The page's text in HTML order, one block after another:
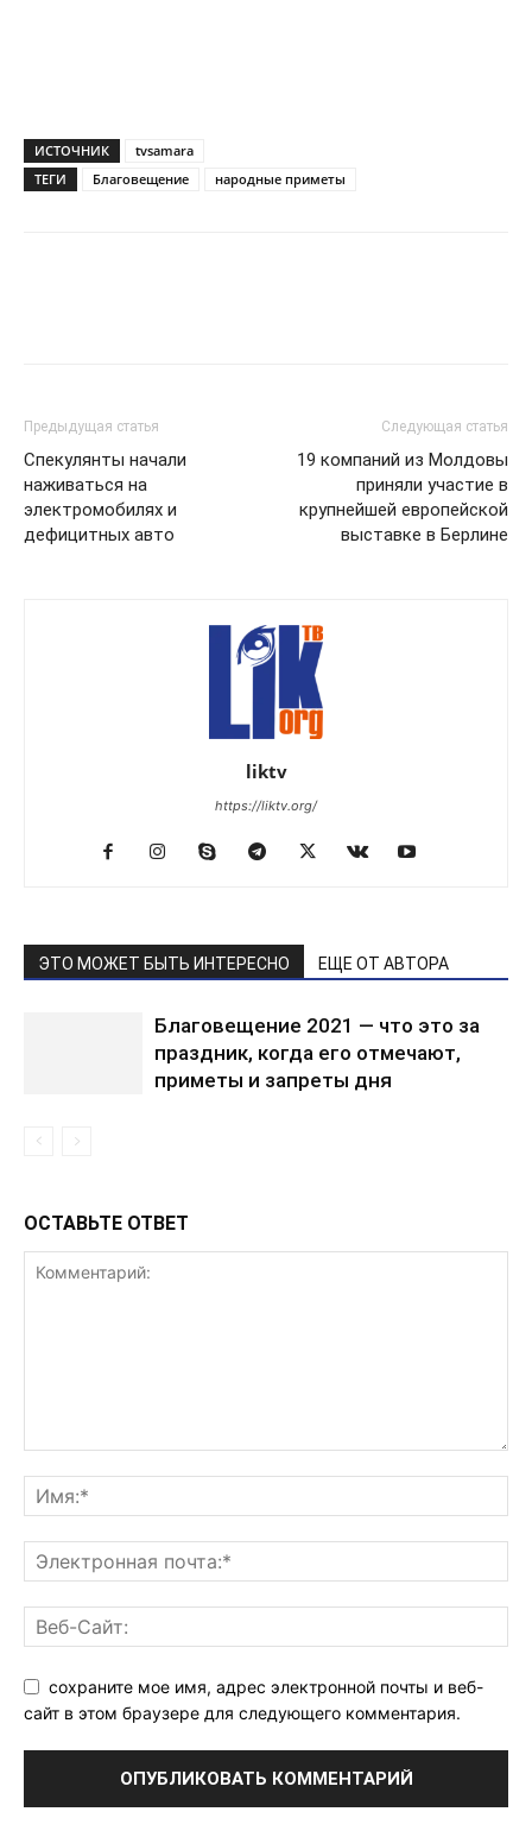
ИСТОЧНИК
tvsamara
ТЕГИ
Благовещение народные приметы
Предыдущая статья
Спекулянты начали
наживаться на
электромобилях и
дефицитных авто
Следующая статья
19 компаний из Молдовы
приняли участие в
крупнейшей европейской
выставке в Берлине
liktv
https://liktv.org/
ЭТО МОЖЕТ БЫТЬ ИНТЕРЕСНО ЕЩЕ ОТ АВТОРА
Благовещение 2021 — что это за
праздник, когда его отмечают,
приметы и запреты дня
ОСТАВЬТЕ ОТВЕТ
сохраните мое имя, адрес электронной почты и веб-
сайт в этом браузере для следующего комментария.